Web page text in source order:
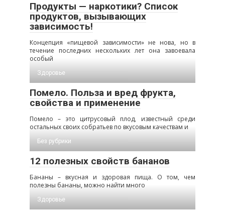
Продукты — наркотики? Список
продуктов, вызывающих
зависимость!
Концепция «пищевой зависимости» не нова, но в
течение последних нескольких лет она завоевала
особый
Здоровье
Помело. Польза и вред фрукта,
свойства и применение
Помело – это цитрусовый плод, известный среди
остальных своих собратьев по вкусовым качествам и
Без рубрики
12 полезных свойств бананов
Бананы – вкусная и здоровая пища. О том, чем
полезны бананы, можно найти много
Здоровье